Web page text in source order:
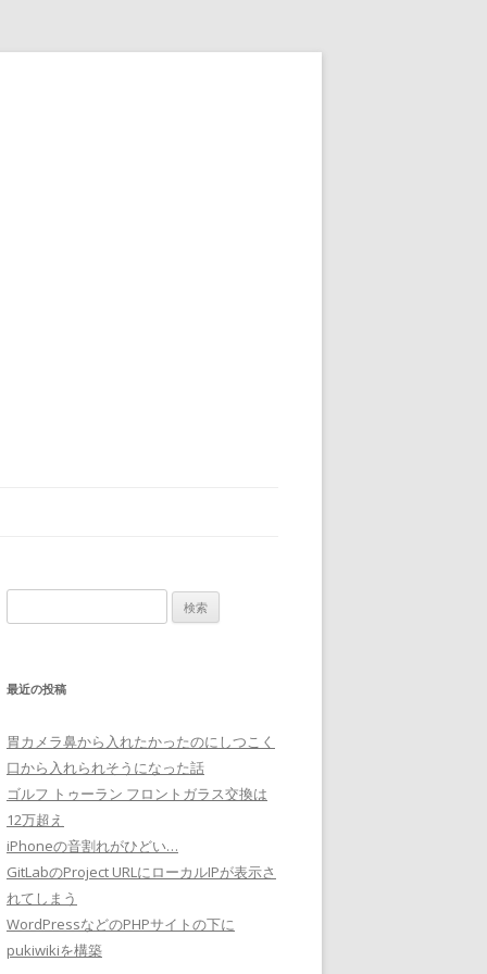
索:
最近の投稿
胃カメラ鼻から入れたかったのにしつこく
口から入れられそうになった話
ゴルフ トゥーラン フロントガラス交換は
12万超え
iPhoneの音割れがひどい…
GitLabのProject URLにローカルIPが表示さ
れてしまう
WordPressなどのPHPサイトの下に
pukiwikiを構築